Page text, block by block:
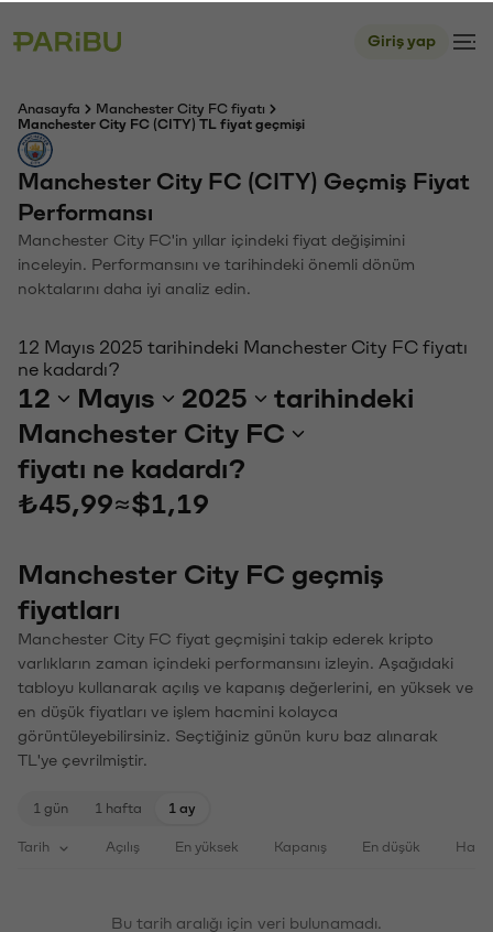
Giriş yap
Anasayfa
Manchester City FC fiyatı
Manchester City FC (CITY) TL fiyat geçmişi
Manchester City FC (CITY) Geçmiş Fiyat
Performansı
Manchester City FC'in yıllar içindeki fiyat değişimini
inceleyin. Performansını ve tarihindeki önemli dönüm
noktalarını daha iyi analiz edin.
12 Mayıs 2025 tarihindeki Manchester City FC fiyatı
ne kadardı?
12 Mayıs 2025
tarihindeki
Manchester City FC
fiyatı ne kadardı?
₺45,99≈$1,19
Manchester City FC geçmiş
fiyatları
Manchester City FC fiyat geçmişini takip ederek kripto
varlıkların zaman içindeki performansını izleyin. Aşağıdaki
tabloyu kullanarak açılış ve kapanış değerlerini, en yüksek ve
en düşük fiyatları ve işlem hacmini kolayca
görüntüleyebilirsiniz. Seçtiğiniz günün kuru baz alınarak
TL'ye çevrilmiştir.
1 gün 1 hafta 1 ay
Tarih Açılış En yüksek Kapanış En düşük
Bu tarih aralığı için veri bulunamadı.